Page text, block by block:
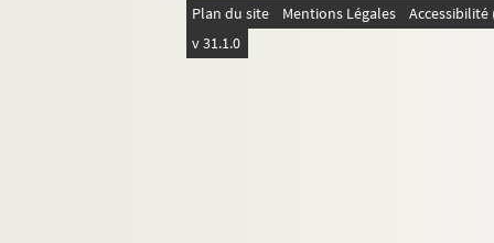
Plan du site Mentions Légales
v 31.1.0